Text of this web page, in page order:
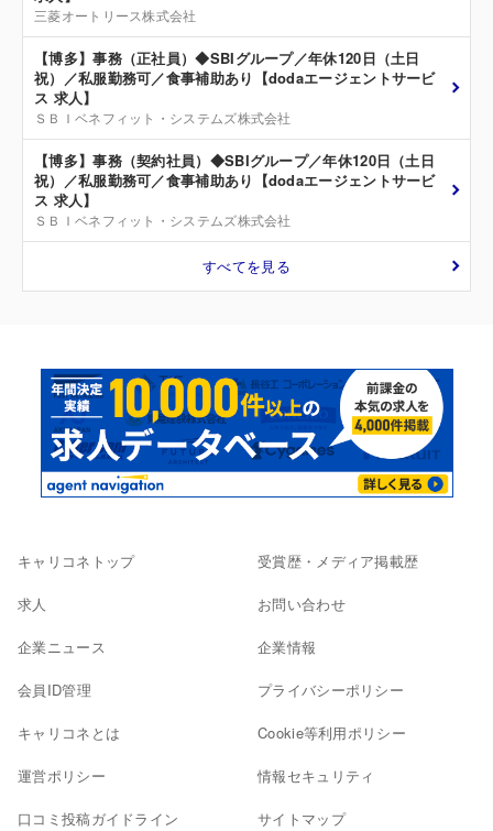
三菱オートリース株式会社
【博多】事務（正社員）◆SBIグループ／年休120日（土日
祝）／私服勤務可／食事補助あり【dodaエージェントサービ
ス 求人】
ＳＢＩベネフィット・システムズ株式会社
【博多】事務（契約社員）◆SBIグループ／年休120日（土日
祝）／私服勤務可／食事補助あり【dodaエージェントサービ
ス 求人】
ＳＢＩベネフィット・システムズ株式会社
すべてを見る
キャリコネトップ
求人
企業ニュース
会員ID管理
キャリコネとは
運営ポリシー
口コミ投稿ガイドライン
受賞歴・メディア掲載歴
お問い合わせ
企業情報
プライバシーポリシー
Cookie等利用ポリシー
情報セキュリティ
サイトマップ